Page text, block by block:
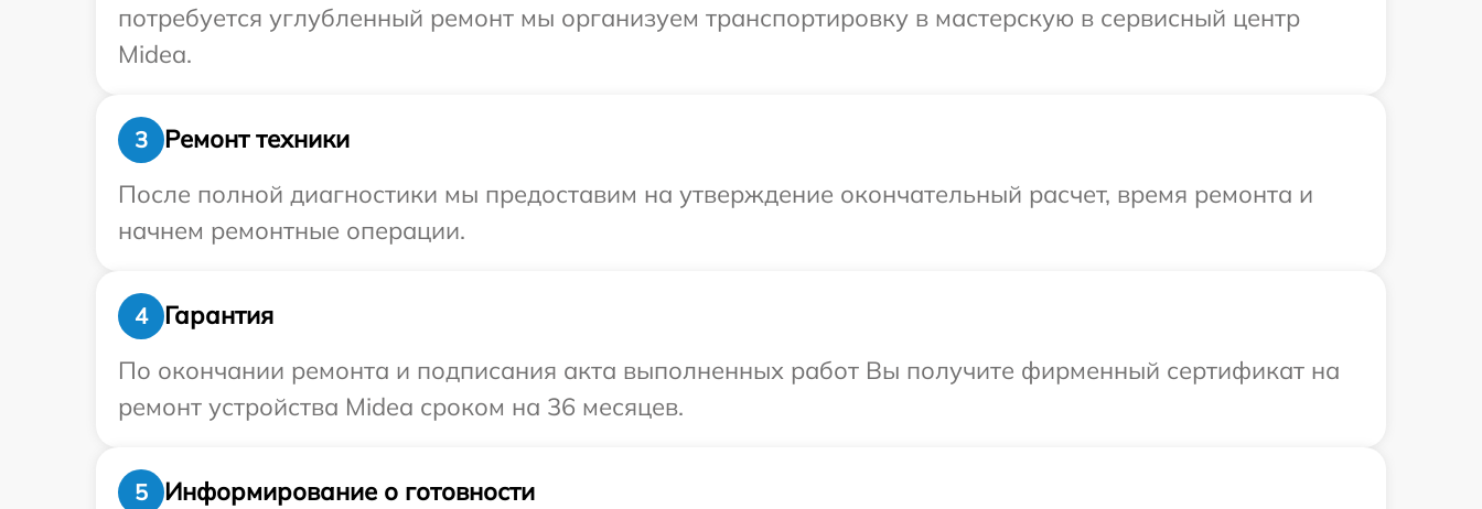
потребуется углубленный ремонт мы организуем транспортировку в мастерскую в сервисный центр
Midea.
3
Ремонт техники
После полной диагностики мы предоставим на утверждение окончательный расчет, время ремонта и
начнем ремонтные операции.
4
Гарантия
По окончании ремонта и подписания акта выполненных работ Вы получите фирменный сертификат на
ремонт устройства Midea сроком на 36 месяцев.
5
Информирование о готовности